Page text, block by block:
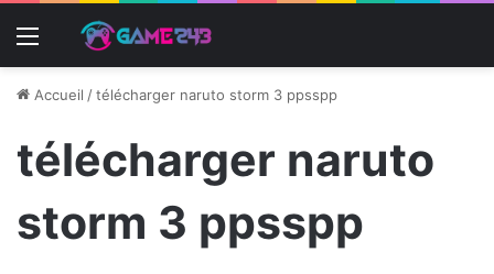
Menu
Accueil /télécharger naruto storm 3 ppsspp
télécharger naruto
storm 3 ppsspp